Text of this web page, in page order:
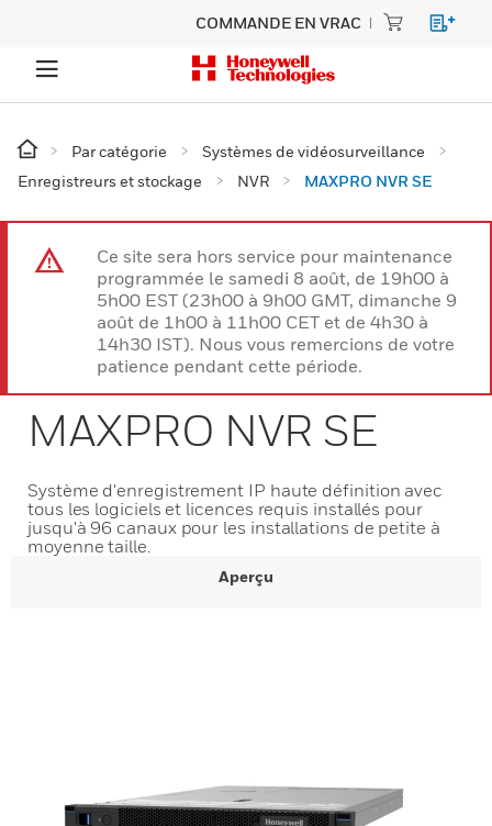
COMMANDE EN VRAC
Par catégorie
Systèmes de vidéosurveillance
Enregistreurs et stockage
NVR MAXPRO NVR SE
Ce site sera hors service pour maintenance
programmée le samedi 8 août, de 19h00 à
5h00 EST (23h00 à 9h00 GMT, dimanche 9
août de 1h00 à 11h00 CET et de 4h30 à
14h30 IST). Nous vous remercions de votre
patience pendant cette période.
MAXPRO NVR SE
Système d'enregistrement IP haute définition avec
tous les logiciels et licences requis installés pour
jusqu'à 96 canaux pour les installations de petite à
moyenne taille.
Aperçu